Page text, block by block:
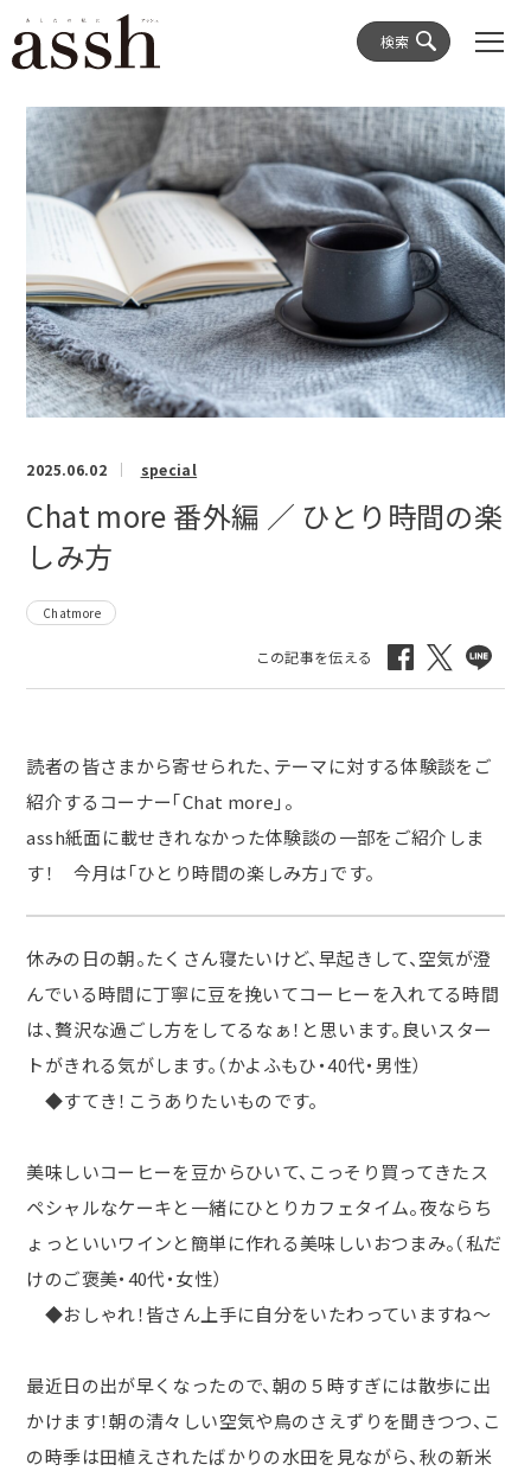
検索
2025.06.02 special
Chat more 番外編 ／ ひとり時間の楽
しみ方
Chatmore
読者の皆さまから寄せられた、テーマに対する体験談をご
紹介するコーナー「Chat more」。
assh紙面に載せきれなかった体験談の一部をご紹介しま
す！ 今月は「ひとり時間の楽しみ方」です。
休みの日の朝。たくさん寝たいけど、早起きして、空気が澄
んでいる時間に丁寧に豆を挽いてコーヒーを入れてる時間
は、贅沢な過ごし方をしてるなぁ！と思います。良いスター
トがきれる気がします。（かよふもひ・40代・男性）
◆すてき！こうありたいものです。
美味しいコーヒーを豆からひいて、こっそり買ってきたス
ペシャルなケーキと一緒にひとりカフェタイム。夜ならち
ょっといいワインと簡単に作れる美味しいおつまみ。（私だ
けのご褒美・40代・女性）
◆おしゃれ！皆さん上手に自分をいたわっていますね～
最近日の出が早くなったので、朝の５時すぎには散歩に出
かけます！朝の清々しい空気や鳥のさえずりを聞きつつ、こ
の時季は田植えされたばかりの水田を見ながら、秋の新米